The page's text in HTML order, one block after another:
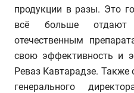
продукции в разы. Это
всё больше отдают
отечественным
свою эффективность и
Реваз Кавтарадзе. Также
генерального